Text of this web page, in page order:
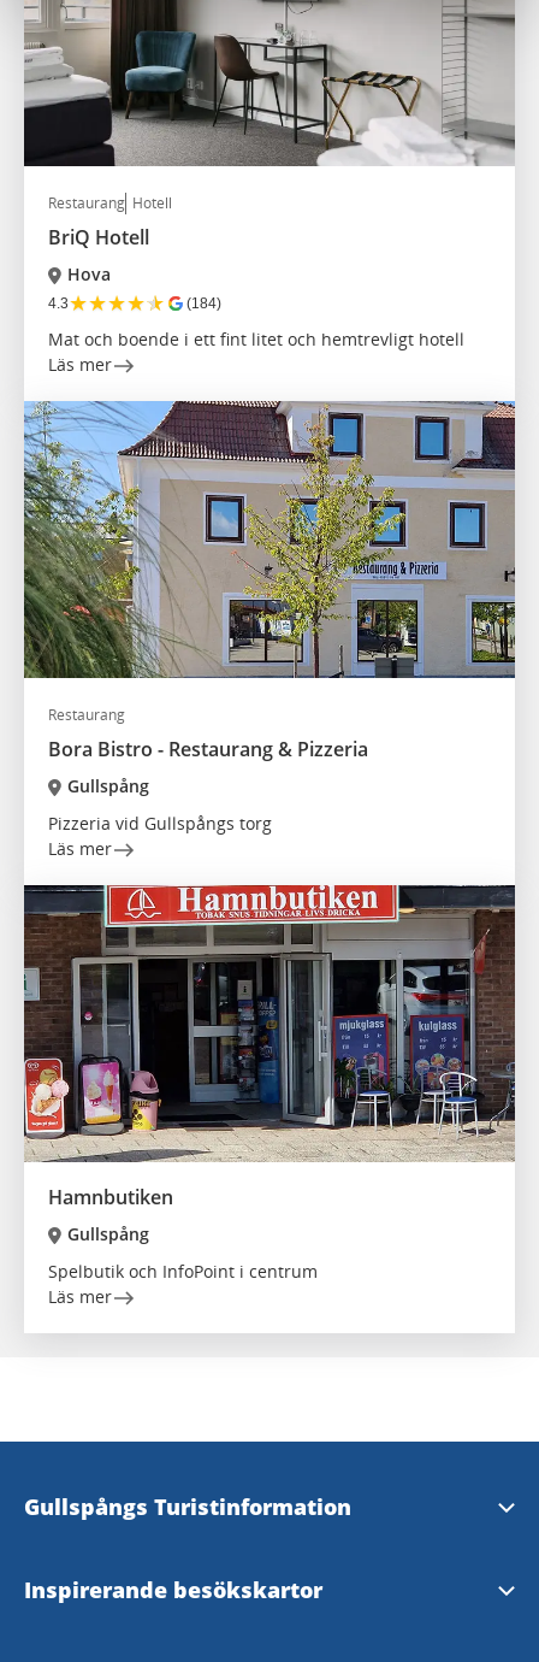
Restaurang Hotell
BriQ Hotell
Hova
4.3★★★★★ (184)
Mat och boende i ett fint litet och hemtrevligt hotell
Läs mer
Restaurang
Bora Bistro - Restaurang & Pizzeria
Gullspång
Pizzeria vid Gullspångs torg
Läs mer
Hamnbutiken
Gullspång
Spelbutik och InfoPoint i centrum
Läs mer
Gullspångs Turistinformation
Kontakta oss
Inspirerande besökskartor